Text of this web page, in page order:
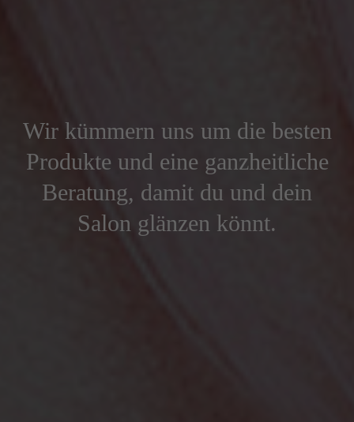
Wir kümmern uns um die besten
Produkte und eine ganzheitliche
Beratung, damit du und dein
Salon glänzen könnt.